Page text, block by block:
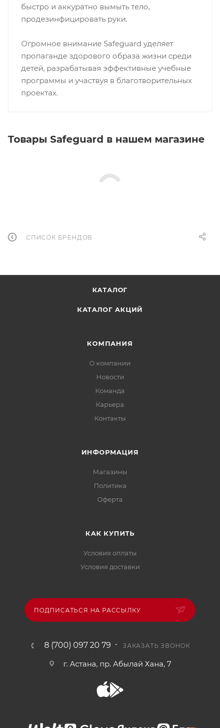
быстро и аккуратно вымыть тело,
продезинфицировать руки.
Огромное внимание Safeguard уделяет
пропаганде здорового образа жизни среди
детей, разрабатывая эффективные учебные
программы и участвуя в благотворительных
проектах.
Товары Safeguard в нашем магазине
СПИСОК БРЕНДОВ
КАТАЛОГ
КАТАЛОГ АКЦИЙ
КОМПАНИЯ
О компании
Новости
Команда
Карьера
Контакты
ИНФОРМАЦИЯ
Магазины
Политика
Офертa
КАК КУПИТЬ
Условия оплаты
Условия доставки
ПОДПИСАТЬСЯ НА РАССЫЛКУ
8 (700) 097 20 79 ЗАКАЗАТЬ ЗВОНОК
г. Астана, пр. Абылай Хана, 7